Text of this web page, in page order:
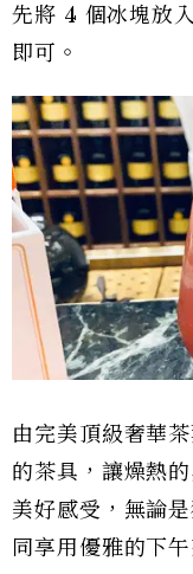
先將 4 個冰塊放
即可。
由完美頂級奢華
的茶具，讓燥熱
美好感受，無論
同享用優雅的下午